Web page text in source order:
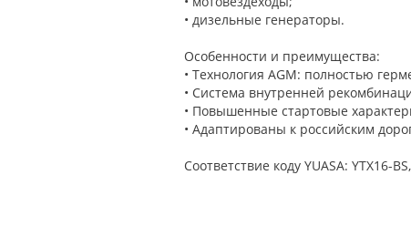
• дизельные генераторы.
Особенности и преимущества:
• Технология AGM: полностью
• Система внутренней
• Повышенные стартовые
• Адаптированы к российским
Соответствие коду YUASA: YTX16-